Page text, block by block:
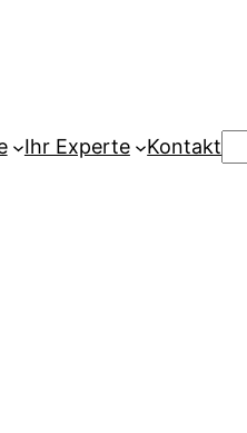
Ihr Experte Kontakt